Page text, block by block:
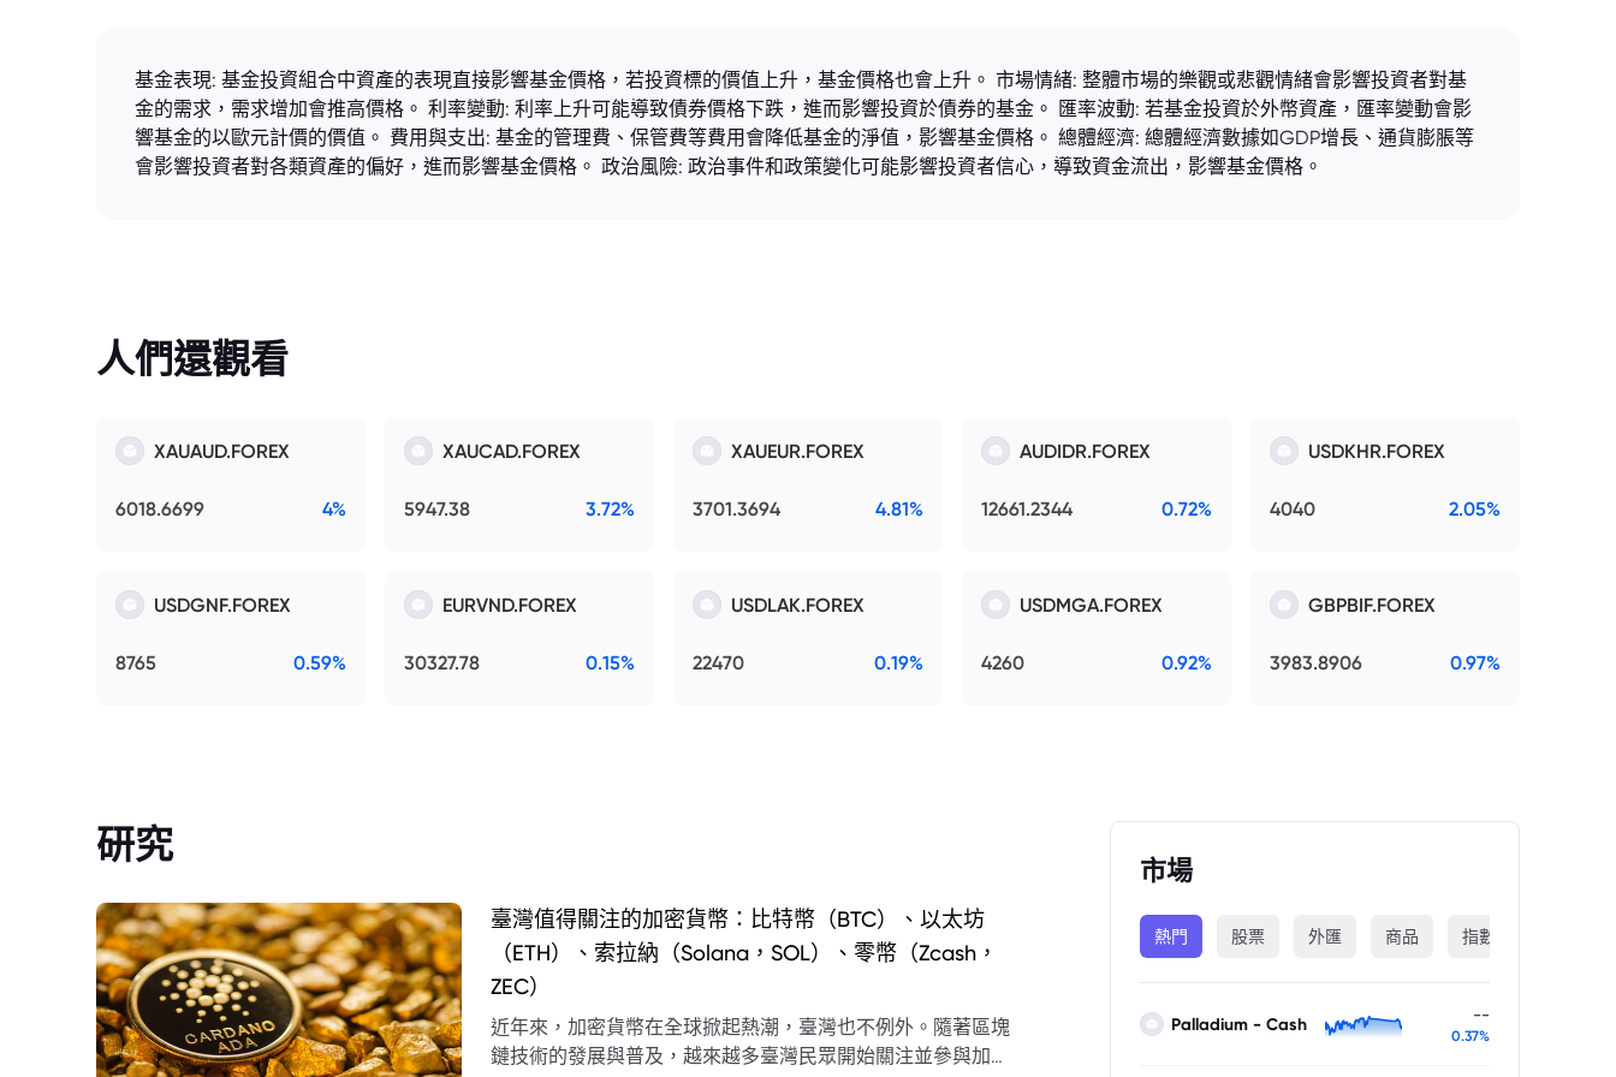
基金表現: 基金投資組合中資產的表現直接影響基金價格，若投資標的價值上升，基金價格也會上升。 市場情緒: 整體市場的樂觀或悲觀情緒會影響投資者對基
金的需求，需求增加會推高價格。 利率變動: 利率上升可能導致債券價格下跌，進而影響投資於債券的基金。 匯率波動: 若基金投資於外幣資產，匯率變動會影
響基金的以歐元計價的價值。 費用與支出: 基金的管理費、保管費等費用會降低基金的淨值，影響基金價格。 總體經濟: 總體經濟數據如GDP增長、通貨膨脹等
會影響投資者對各類資產的偏好，進而影響基金價格。 政治風險: 政治事件和政策變化可能影響投資者信心，導致資金流出，影響基金價格。
人們還觀看
XAUAUD.FOREX
6018.6699 4%
XAUCAD.FOREX
5947.38 3.72%
XAUEUR.FOREX
3701.3694 4.81%
AUDIDR.FOREX
12661.2344 0.72%
USDKHR.FOREX
4040 2.05%
USDGNF.FOREX
8765 0.59%
EURVND.FOREX
30327.78 0.15%
USDLAK.FOREX
22470 0.19%
USDMGA.FOREX
4260 0.92%
GBPBIF.FOREX
3983.8906 0.97%
研究
臺灣值得關注的加密貨幣：比特幣（BTC）、以太坊
（ETH）、索拉納（Solana，SOL）、零幣（Zcash，
ZEC）
近年來，加密貨幣在全球掀起熱潮，臺灣也不例外。隨著區塊
鏈技術的發展與普及，越來越多臺灣民眾開始關注並參與加密
市場
熱門 股票 外匯 商品 指數
Palladium - Cash --
0.37%